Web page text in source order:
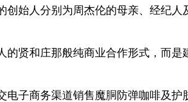
人分别为周杰伦的母亲、经纪人
和庄那般纯商业合作形式，而是
子商务渠道销售魔胴防弹咖啡及护